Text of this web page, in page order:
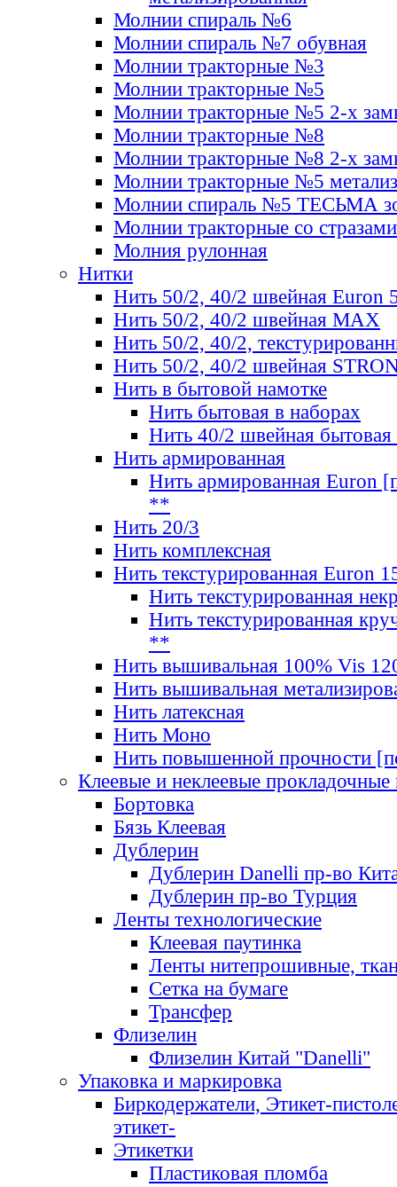
Молнии спираль №6
Молнии спираль №7 обувная
Молнии тракторные №3
Молнии тракторные №5
Молнии тракторные №5 2-х
Молнии тракторные №8
Молнии тракторные №8 2-х
Молнии тракторные №5
Молнии спираль №5 ТЕСЬМА
Молнии тракторные со стразами
Молния рулонная
Нитки
Нить 50/2, 40/2 швейная Euron
Нить 50/2, 40/2 швейная МАХ
Нить 50/2, 40/2,
Нить 50/2, 40/2 швейная
Нить в бытовой намотке
Нить бытовая в наборах
Нить 40/2 швейная бытовая
Нить армированная
Нить армированная Euron
**
Нить 20/3
Нить комплексная
Нить текстурированная Euron
Нить текстурированная
Нить текстурированная
**
Нить вышивальная 100% Vis
Нить вышивальная
Нить латексная
Нить Моно
Нить повышенной прочности
Клеевые и неклеевые прокладочные
Бортовка
Бязь Клеевая
Дублерин
Дублерин Danelli пр-во
Дублерин пр-во Турция
Ленты технологические
Клеевая паутинка
Ленты нитепрошивные,
Сетка на бумаге
Трансфер
Флизелин
Флизелин Китай "Danelli"
Упаковка и маркировка
Биркодержатели, Этикет-
этикет-
Этикетки
Пластиковая пломба